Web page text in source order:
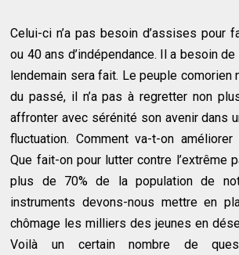
Celui-ci n’a pas besoin d’assises pour
ou 40 ans d’indépendance. Il a besoin
lendemain sera fait. Le peuple comorien
du passé, il n’a pas à regretter non
affronter avec sérénité son avenir dans
fluctuation. Comment va-t-on
Que fait-on pour lutter contre l’extrême
plus de 70% de la population de
instruments devons-nous mettre en
chômage les milliers des jeunes en
Voilà un certain nombre de